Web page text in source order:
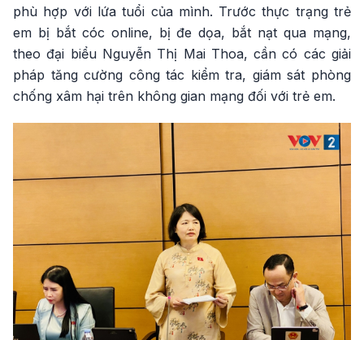
phù hợp với lứa tuổi của mình. Trước thực trạng trẻ
em bị bắt cóc online, bị đe dọa, bắt nạt qua mạng,
theo đại biểu Nguyễn Thị Mai Thoa, cần có các giải
pháp tăng cường công tác kiểm tra, giám sát phòng
chống xâm hại trên không gian mạng đối với trẻ em.